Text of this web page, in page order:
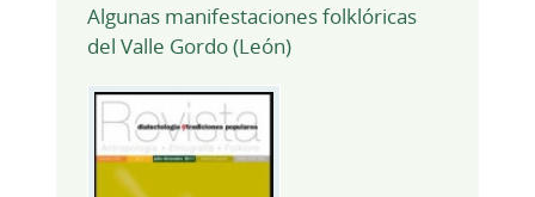
Algunas manifestaciones folklóricas
del Valle Gordo (León)